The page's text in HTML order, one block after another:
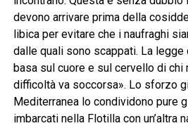
devono arrivare prima della
libica per evitare che i naufraghi
dalle quali sono scappati. La
basa sul cuore e sul cervello di chi
difficoltà va soccorsa». Lo sforzo
Mediterranea lo condividono pure
imbarcati nella Flotilla con un’altra